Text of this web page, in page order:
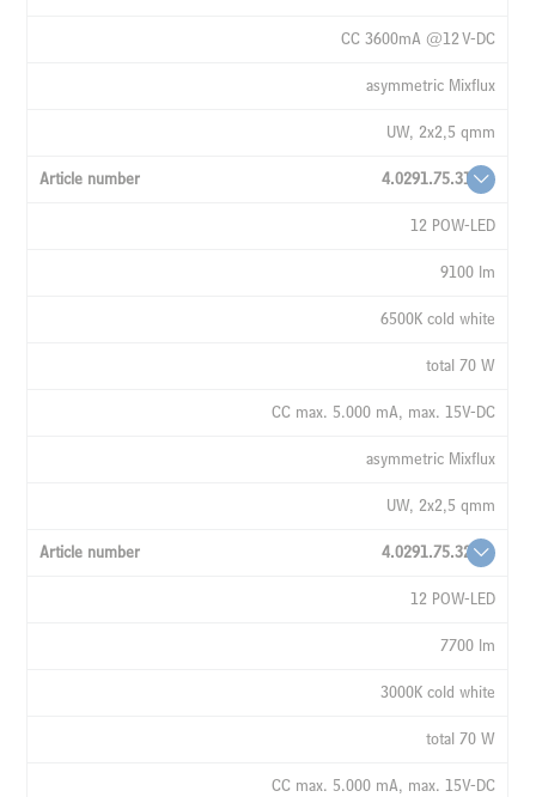
CC 3600mA @12 V-DC
asymmetric Mixflux
UW, 2x2,5 qmm
4.0291.75.31
12 POW-LED
9100 lm
6500K cold white
total 70 W
CC max. 5.000 mA, max. 15V-DC
asymmetric Mixflux
UW, 2x2,5 qmm
4.0291.75.32
12 POW-LED
7700 lm
3000K cold white
total 70 W
CC max. 5.000 mA, max. 15V-DC